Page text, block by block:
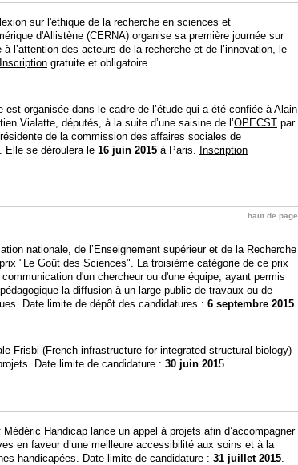
sur l'éthique de la recherche en sciences et
d'Allistène (CERNA) organise sa première journée sur
à l’attention des acteurs de la recherche et de l’innovation, le
Inscription gratuite et obligatoire.
est organisée dans le cadre de l’étude qui a été confiée à Alain
Vialatte, députés, à la suite d’une saisine de l’OPECST par
de la commission des affaires sociales de
Elle se déroulera le 16 juin 2015 à Paris. Inscription
haut de page
nationale, de l’Enseignement supérieur et de la Recherche
"Le Goût des Sciences". La troisième catégorie de ce prix
d'un chercheur ou d'une équipe, ayant permis
la diffusion à un large public de travaux ou de
Date limite de dépôt des candidatures : 6 septembre 2015
Frisbi (French infrastructure for integrated structural biology)
Date limite de candidature : 30 juin 2015.
Handicap lance un appel à projets afin d’accompagner
en faveur d’une meilleure accessibilité aux soins et à la
handicapées. Date limite de candidature : 31 juillet 2015